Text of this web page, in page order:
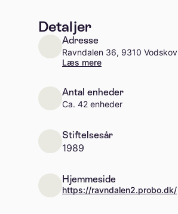
Detaljer
Adresse
Ravndalen 36, 9310 Vodskov
Læs mere
Antal enheder
Ca. 42 enheder
Stiftelsesår
1989
Hjemmeside
https://ravndalen2.probo.dk/